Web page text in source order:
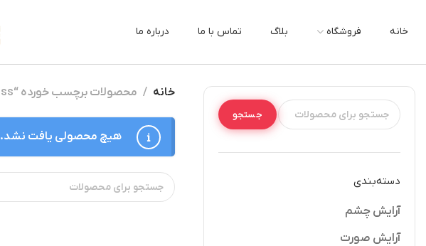
خانه فروشگاه بلاگ تماس با ما درباره ما
جستجو
دسته‌بندی
آرایش چشم
آرایش صورت
خانه محصولات برچسب خورده “Gliss”
هیچ محصولی یافت نشد.